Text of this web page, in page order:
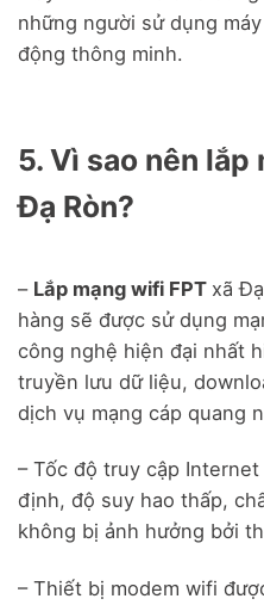
những người sử dụng
động thông minh.
5. Vì sao nên lắp
Đạ Ròn?
– Lắp mạng wifi FPT xã
hàng sẽ được sử dụng
công nghệ hiện đại nhất
truyền lưu dữ liệu,
dịch vụ mạng cáp quang
– Tốc độ truy cập
định, độ suy hao thấp,
không bị ảnh hưởng bởi
– Thiết bị modem wifi